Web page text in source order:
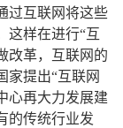
过互联网将这些
这样在进行“互
改革，互联网的
家提出“互联网
心再大力发展建
的传统行业发